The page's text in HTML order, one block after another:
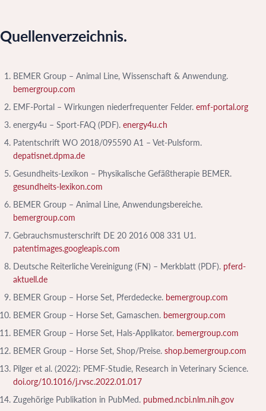
Quellenverzeichnis.
BEMER Group – Animal Line, Wissenschaft & Anwendung.
bemergroup.com
EMF-Portal – Wirkungen niederfrequenter Felder.emf-portal.org
energy4u – Sport-FAQ (PDF).energy4u.ch
Patentschrift WO 2018/095590 A1 – Vet-Pulsform.
depatisnet.dpma.de
Gesundheits-Lexikon – Physikalische Gefäßtherapie BEMER.
gesundheits-lexikon.com
BEMER Group – Animal Line, Anwendungsbereiche.
bemergroup.com
Gebrauchsmusterschrift DE 20 2016 008 331 U1.
patentimages.googleapis.com
Deutsche Reiterliche Vereinigung (FN) – Merkblatt (PDF). pferd-
aktuell.de
BEMER Group – Horse Set, Pferdedecke. bemergroup.com
BEMER Group – Horse Set, Gamaschen. bemergroup.com
BEMER Group – Horse Set, Hals-Applikator. bemergroup.com
BEMER Group – Horse Set, Shop/Preise.shop.bemergroup.com
Pilger et al. (2022): PEMF-Studie, Research in Veterinary Science.
doi.org/10.1016/j.rvsc.2022.01.017
Zugehörige Publikation in PubMed. pubmed.ncbi.nlm.nih.gov